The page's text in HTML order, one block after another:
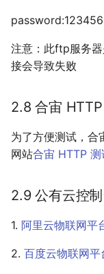
password:123456
注意：此ftp服务
接会导致失败
2.8 合宙
为了方便测试，合
网站合宙 HTTP 测
2.9 公有云控
1. 阿里云物联网平
2. 百度云物联网平